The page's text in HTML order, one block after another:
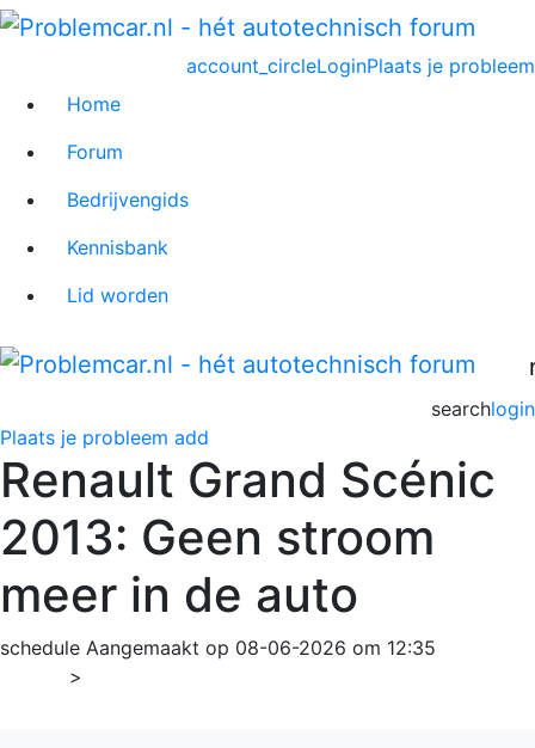
Plaats je probleem
account_circleLogin
Home
Forum
Bedrijvengids
Kennisbank
Lid worden
login
search
Plaats je probleem add
Renault Grand Scénic
2013: Geen stroom
meer in de auto
schedule Aangemaakt op 08-06-2026 om 12:35
>